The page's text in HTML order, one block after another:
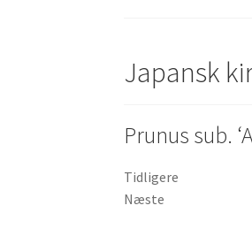
Japansk
Prunus sub.
Tidligere
Næste